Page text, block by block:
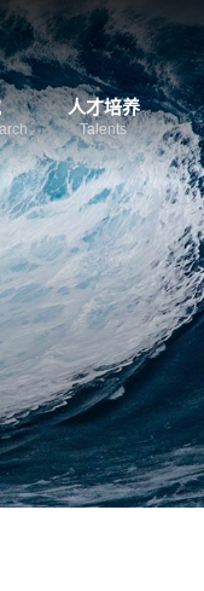
人才培养
Talents